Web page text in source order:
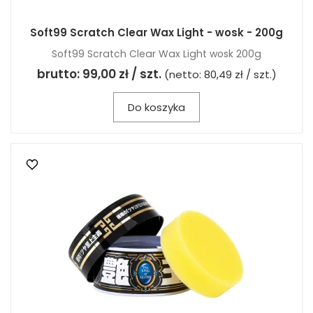
Soft99 Scratch Clear Wax Light - wosk - 200g
Soft99 Scratch Clear Wax Light wosk 200g
brutto: 99,00 zł / szt. (netto: 80,49 zł / szt.)
Do koszyka